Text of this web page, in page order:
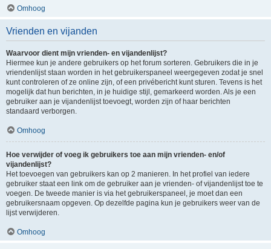
Omhoog
Vrienden en vijanden
Waarvoor dient mijn vrienden- en vijandenlijst?
Hiermee kun je andere gebruikers op het forum sorteren. Gebruikers die in je
vriendenlijst staan worden in het gebruikerspaneel weergegeven zodat je snel
kunt controleren of ze online zijn, of een privébericht kunt sturen. Tevens is het
mogelijk dat hun berichten, in je huidige stijl, gemarkeerd worden. Als je een
gebruiker aan je vijandenlijst toevoegt, worden zijn of haar berichten
standaard verborgen.
Omhoog
Hoe verwijder of voeg ik gebruikers toe aan mijn vrienden- en/of
vijandenlijst?
Het toevoegen van gebruikers kan op 2 manieren. In het profiel van iedere
gebruiker staat een link om de gebruiker aan je vrienden- of vijandenlijst toe te
voegen. De tweede manier is via het gebruikerspaneel, je moet dan een
gebruikersnaam opgeven. Op dezelfde pagina kun je gebruikers weer van de
lijst verwijderen.
Omhoog